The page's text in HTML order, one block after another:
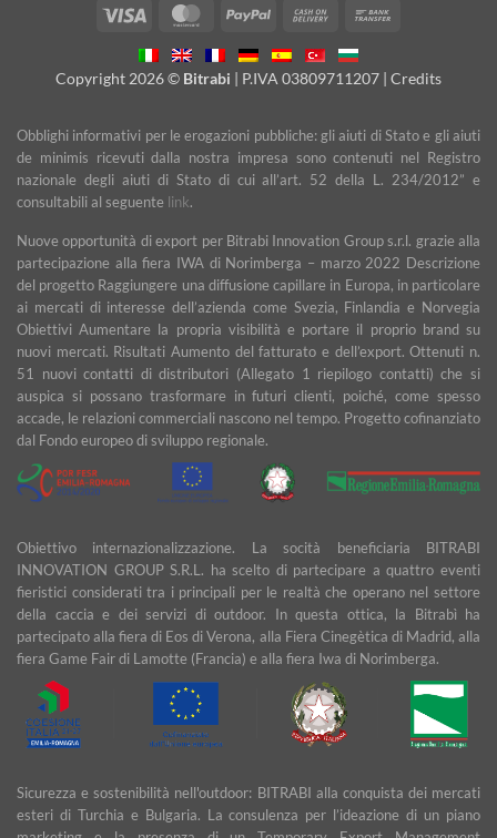
Visa MasterCardPayPal
Cash
Delivery
Copyright 2026 © Bitrabi | P.IVA 03809711207 | Credits
Obblighi informativi per le erogazioni pubbliche: gli aiuti di Stato e gli aiuti
de minimis ricevuti dalla nostra impresa sono contenuti nel Registro
nazionale degli aiuti di Stato di cui all’art. 52 della L. 234/2012” e
consultabili al seguente link.
Nuove opportunità di export per Bitrabi Innovation Group s.r.l. grazie alla
partecipazione alla fiera IWA di Norimberga – marzo 2022 Descrizione
del progetto Raggiungere una diffusione capillare in Europa, in particolare
ai mercati di interesse dell’azienda come Svezia, Finlandia e Norvegia
Obiettivi Aumentare la propria visibilità e portare il proprio brand su
nuovi mercati. Risultati Aumento del fatturato e dell’export. Ottenuti n.
51 nuovi contatti di distributori (Allegato 1 riepilogo contatti) che si
auspica si possano trasformare in futuri clienti, poiché, come spesso
accade, le relazioni commerciali nascono nel tempo. Progetto cofinanziato
dal Fondo europeo di sviluppo regionale.
Obiettivo internazionalizzazione. La socità beneficiaria BITRABI
INNOVATION GROUP S.R.L. ha scelto di partecipare a quattro eventi
fieristici considerati tra i principali per le realtà che operano nel settore
della caccia e dei servizi di outdoor. In questa ottica, la Bitrabì ha
partecipato alla fiera di Eos di Verona, alla Fiera Cinegètica di Madrid, alla
fiera Game Fair di Lamotte (Francia) e alla fiera Iwa di Norimberga.
Sicurezza e sostenibilità nell'outdoor: BITRABI alla conquista dei mercati
esteri di Turchia e Bulgaria. La consulenza per l’ideazione di un piano